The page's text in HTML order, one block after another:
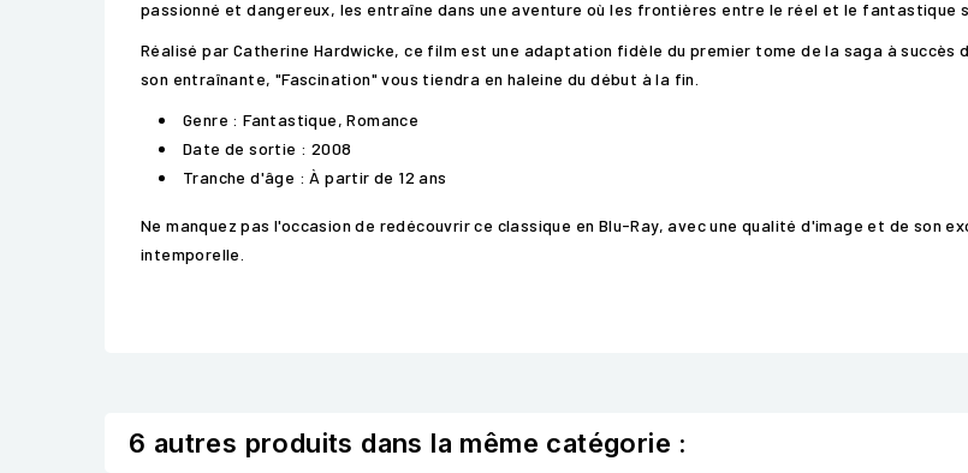
passionné et dangereux, les entraîne dans une aventure où les frontières entre le réel et le fantastique
Réalisé par Catherine Hardwicke, ce film est une adaptation fidèle du premier tome de la saga à succès
son entraînante, "Fascination" vous tiendra en haleine du début à la fin.
Genre : Fantastique, Romance
Date de sortie : 2008
Tranche d'âge : À partir de 12 ans
Ne manquez pas l'occasion de redécouvrir ce classique en Blu-Ray, avec une qualité d'image et de son
intemporelle.
6 autres produits dans la même catégorie :